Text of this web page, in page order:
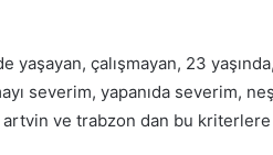
yaşayan, çalışmayan, 23
severim, yapanıda severim,
artvin ve trabzon dan bu